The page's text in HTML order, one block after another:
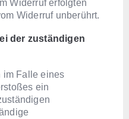
Widerruf erfolgten
Widerruf unberührt.
der zuständigen
im Falle eines
ein